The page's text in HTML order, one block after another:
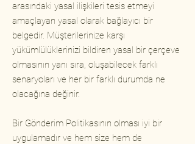
arasındaki yasal ilişkileri tesis etmeyi
amaçlayan yasal olarak bağlayıcı bir
belgedir. Müşterilerinize karşı
yükümlülüklerinizi bildiren yasal bir çerçeve
olmasının yanı sıra, oluşabilecek farklı
senaryoları ve her bir farklı durumda ne
olacağına değinir.
Bir Gönderim Politikasının olması iyi bir
uygulamadır ve hem size hem de